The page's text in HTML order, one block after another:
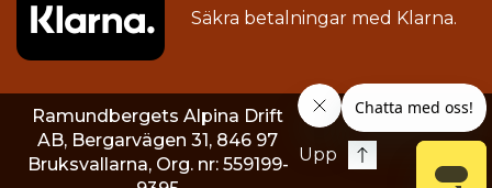
Säkra betalningar med Klarna.
Ramundbergets Alpina Drift
AB, Bergarvägen 31, 846 97
Bruksvallarna, Org. nr: 559199- Upp